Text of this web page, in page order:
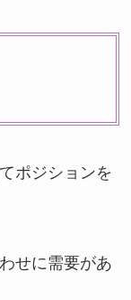
ポジションを
せに需要があ